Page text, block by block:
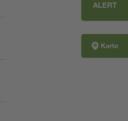
ALERT
Karte